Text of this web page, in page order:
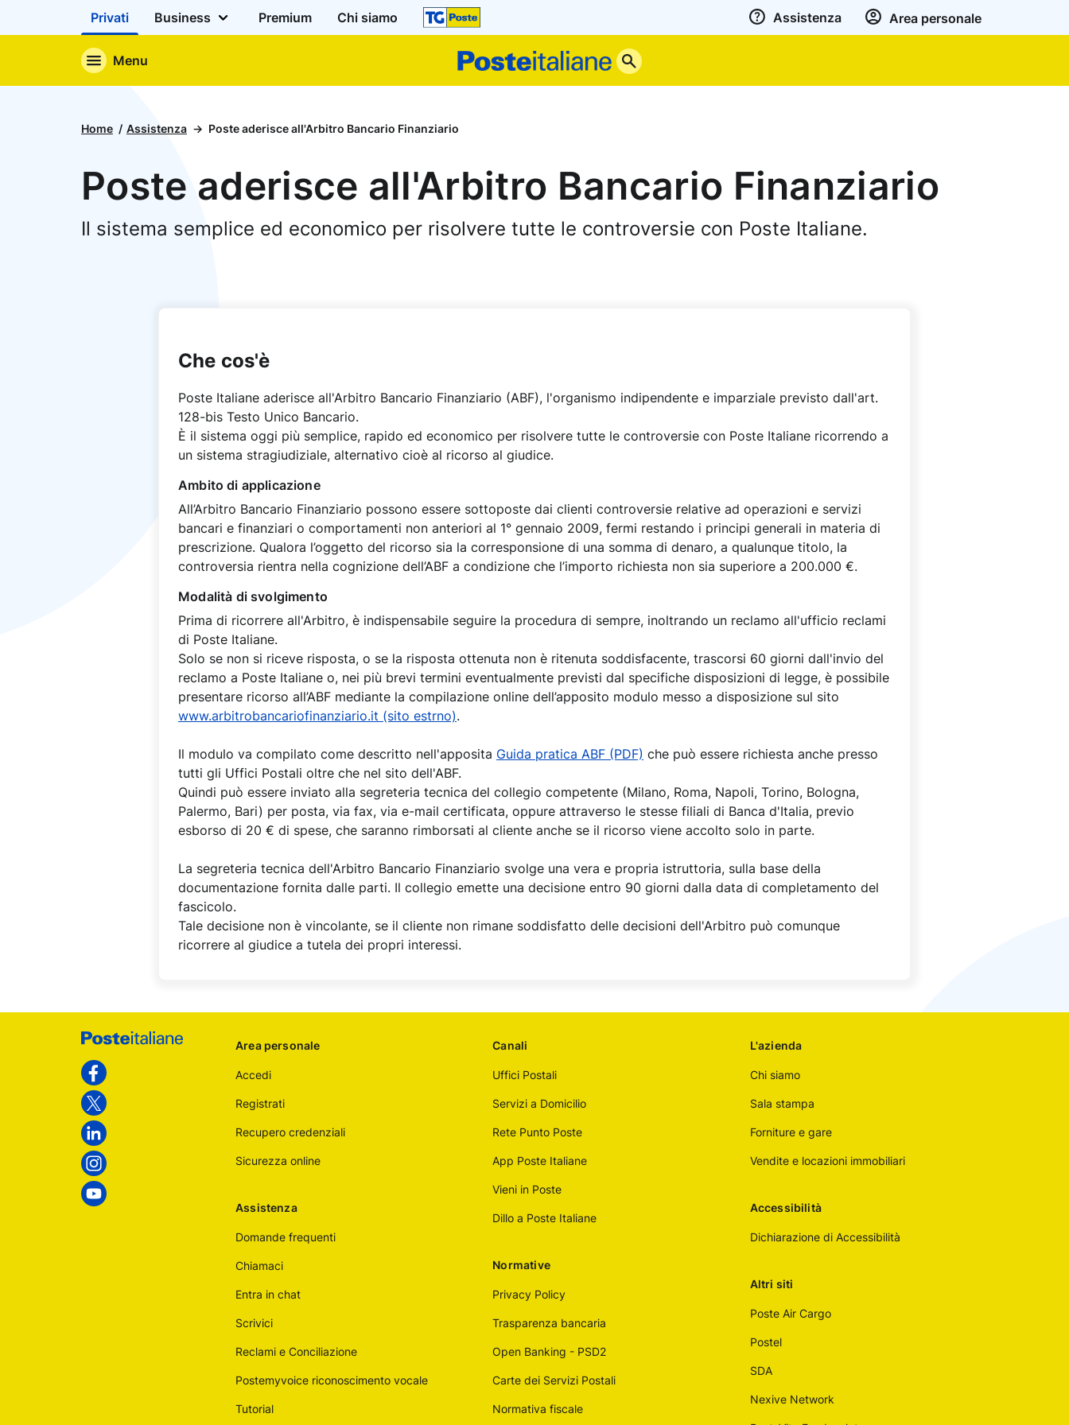
Privati Business Premium Chi siamo Assistenza Area personale
Menu
Poste
Italiane
Home Assistenza Poste aderisce all'Arbitro Bancario Finanziario
Poste aderisce all'Arbitro Bancario Finanziario
Il sistema semplice ed economico per risolvere tutte le controversie con Poste Italiane.
Che cos'è
Poste Italiane aderisce all'Arbitro Bancario Finanziario (ABF), l'organismo indipendente e imparziale previsto dall'art.
128-bis Testo Unico Bancario.
È il sistema oggi più semplice, rapido ed economico per risolvere tutte le controversie con Poste Italiane ricorrendo a
un sistema stragiudiziale, alternativo cioè al ricorso al giudice.
Ambito di applicazione
All’Arbitro Bancario Finanziario possono essere sottoposte dai clienti controversie relative ad operazioni e servizi
bancari e finanziari o comportamenti non anteriori al 1° gennaio 2009, fermi restando i principi generali in materia di
prescrizione. Qualora l’oggetto del ricorso sia la corresponsione di una somma di denaro, a qualunque titolo, la
controversia rientra nella cognizione dell’ABF a condizione che l’importo richiesta non sia superiore a 200.000 €.
Modalità di svolgimento
Prima di ricorrere all'Arbitro, è indispensabile seguire la procedura di sempre, inoltrando un reclamo all'ufficio reclami
di Poste Italiane.
Solo se non si riceve risposta, o se la risposta ottenuta non è ritenuta soddisfacente, trascorsi 60 giorni dall'invio del
reclamo a Poste Italiane o, nei più brevi termini eventualmente previsti dal specifiche disposizioni di legge, è possibile
presentare ricorso all’ABF mediante la compilazione online dell’apposito modulo messo a disposizione sul sito
www.arbitrobancariofinanziario.it (sito estrno).
Il modulo va compilato come descritto nell'apposita Guida pratica ABF (PDF) che può essere richiesta anche presso
tutti gli Uffici Postali oltre che nel sito dell'ABF.
Quindi può essere inviato alla segreteria tecnica del collegio competente (Milano, Roma, Napoli, Torino, Bologna,
Palermo, Bari) per posta, via fax, via e-mail certificata, oppure attraverso le stesse filiali di Banca d'Italia, previo
esborso di 20 € di spese, che saranno rimborsati al cliente anche se il ricorso viene accolto solo in parte.
La segreteria tecnica dell'Arbitro Bancario Finanziario svolge una vera e propria istruttoria, sulla base della
documentazione fornita dalle parti. Il collegio emette una decisione entro 90 giorni dalla data di completamento del
fascicolo.
Tale decisione non è vincolante, se il cliente non rimane soddisfatto delle decisioni dell'Arbitro può comunque
ricorrere al giudice a tutela dei propri interessi.
Footer
Poste
Italiane
Area personale
Accedi
Registrati
Recupero credenziali
Sicurezza online
Assistenza
Domande frequenti
Chiamaci
Entra in chat
Scrivici
Reclami e Conciliazione
Postemyvoice riconoscimento vocale
Tutorial
Canali
Uffici Postali
Servizi a Domicilio
Rete Punto Poste
App Poste Italiane
Vieni in Poste
Dillo a Poste Italiane
Normative
Privacy Policy
Trasparenza bancaria
Open Banking - PSD2
Carte dei Servizi Postali
Normativa fiscale
L'azienda
Chi siamo
Sala stampa
Forniture e gare
Vendite e locazioni immobiliari
Accessibilità
Dichiarazione di Accessibilità
Altri siti
Poste Air Cargo
Postel
SDA
Nexive Network